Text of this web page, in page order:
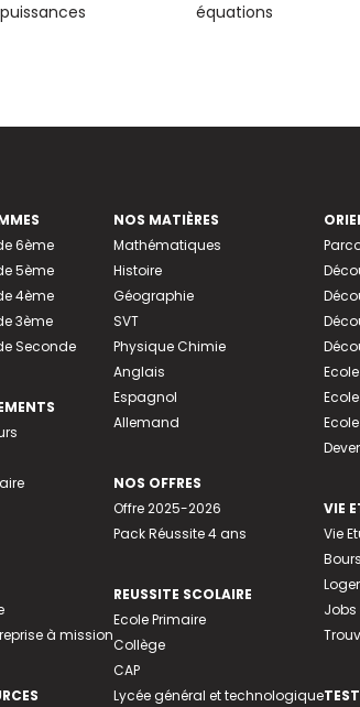
puissances
équations
6ème
5ème
4ème
3ème
Seconde
à mission
NOS MATIÈRES
Mathématiques
Histoire
Géographie
SVT
Physique Chimie
Anglais
Espagnol
Allemand
NOS OFFRES
Offre 2025-2026
Pack Réussite 4 ans
REUSSITE SCOLAIRE
Ecole Primaire
Collège
CAP
Lycée général et technologique
VIE
Vie
Jobs